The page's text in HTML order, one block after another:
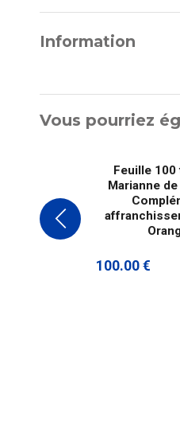
Information
Vous pourriez
Feuille 100
Marianne
100.00 €